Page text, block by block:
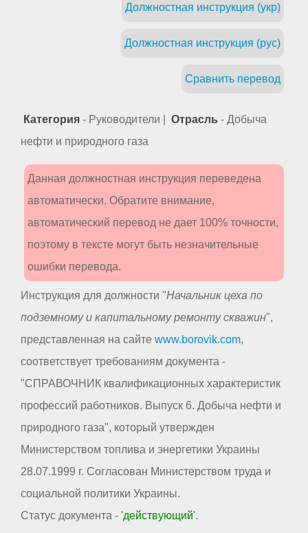
Должностная инструкция (укр)
Должностная инструкция (рус)
Сравнить перевод
Категория - Руководители | Отрасль - Добыча
нефти и природного газа
Данная должностная инструкция переведена
автоматически. Обратите внимание,
автоматический перевод не дает 100% точности,
поэтому в тексте могут быть незначительные
ошибки перевода.
Инструкция для должности "Начальник цеха по
подземному и капитальному ремонту скважин",
представленная на сайте www.borovik.com,
соответствует требованиям документа -
"СПРАВОЧНИК квалификационных характеристик
профессий работников. Выпуск 6. Добыча нефти и
природного газа", который утвержден
Министерством топлива и энергетики Украины
28.07.1999 г. Согласован Министерством труда и
социальной политики Украины.
Статус документа - 'действующий'.